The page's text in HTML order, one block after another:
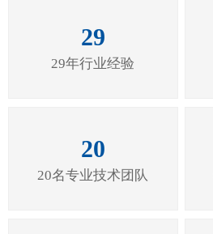
29
29年行业经验
20
20名专业技术团队